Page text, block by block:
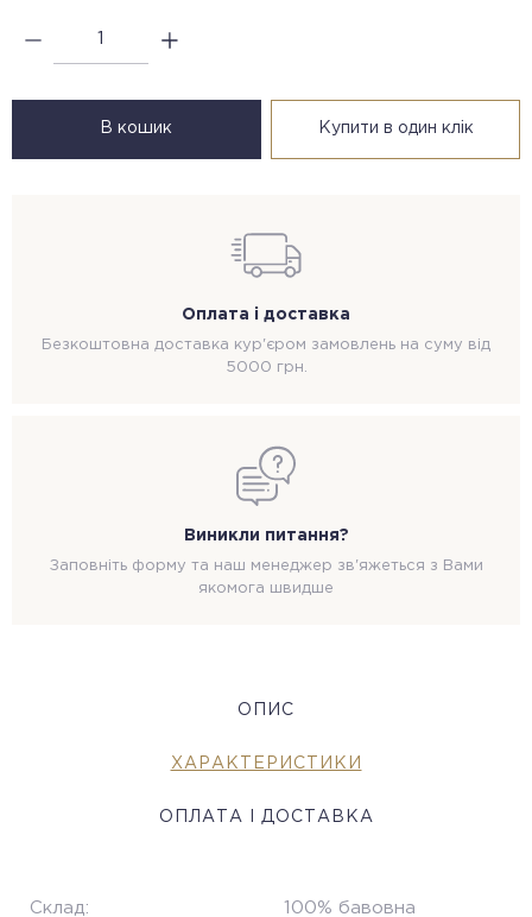
В кошик Купити в один клік
Оплата і доставка
Безкоштовна доставка кур'єром замовлень на суму від
5000 грн.
Виникли питання?
Заповніть форму та наш менеджер зв'яжеться з Вами
якомога швидше
ОПИС
ХАРАКТЕРИСТИКИ
ОПЛАТА І ДОСТАВКА
Склад: 100% бавовна